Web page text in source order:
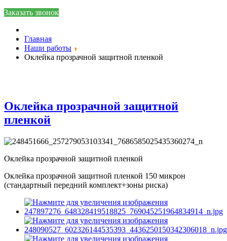
Заказать звонок
Главная
Наши работы
Оклейка прозрачной защитной пленкой
Оклейка прозрачной защитной
пленкой
Оклейка прозрачной защитной пленкой
Оклейка прозрачной защитной пленкой 150 микрон
(стандартный передний комплект+зоны риска)